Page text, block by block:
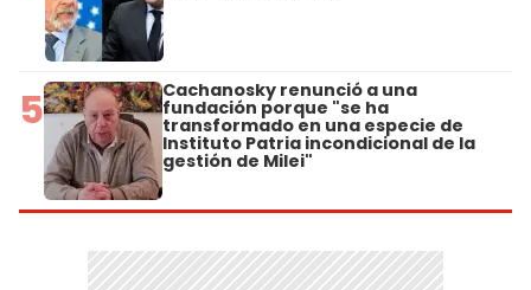
5 Cachanosky renunció a una
fundación porque "se ha
transformado en una especie de
Instituto Patria incondicional de la
gestión de Milei"